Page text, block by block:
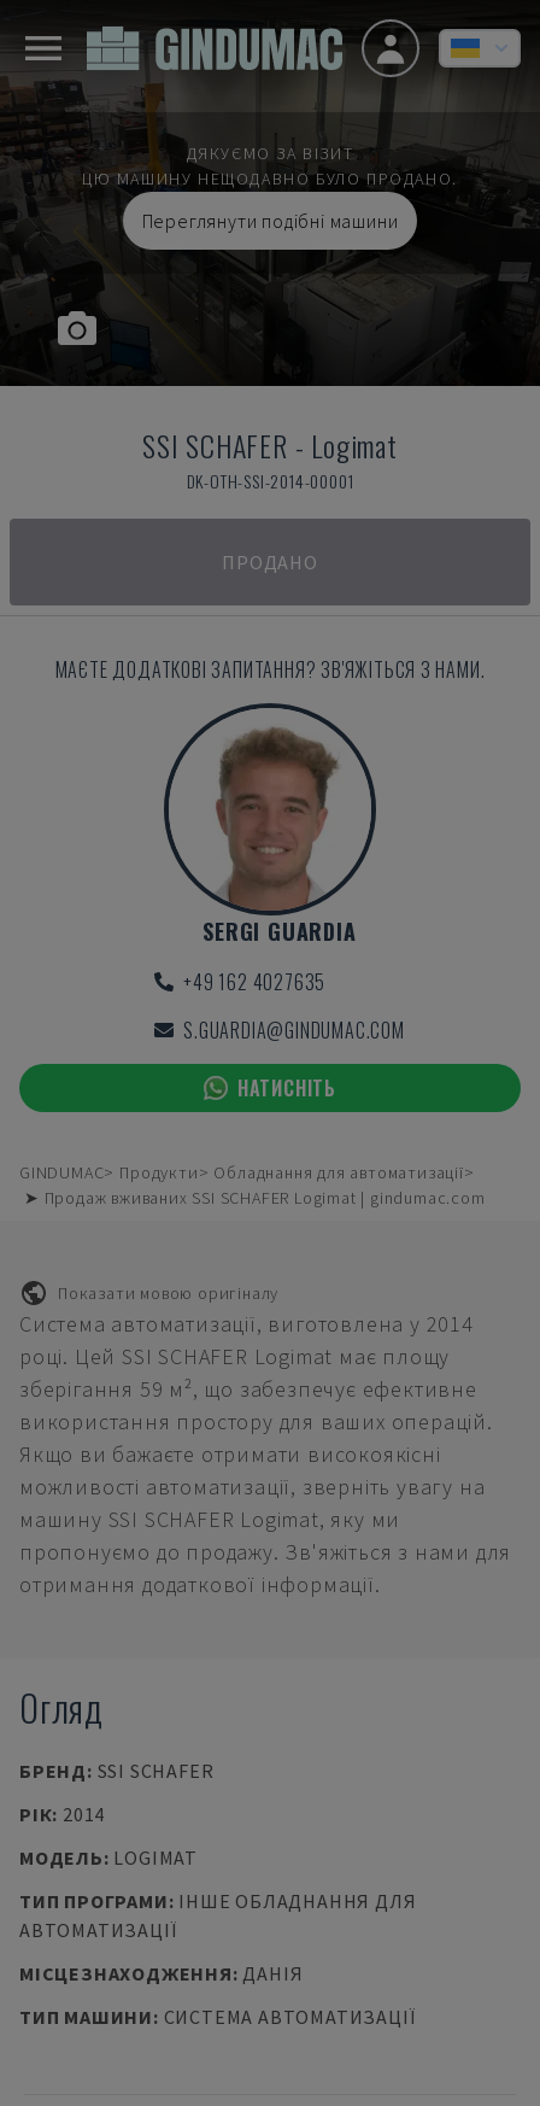
ДЯКУЄМО ЗА ВІЗИТ
ЦЮ МАШИНУ НЕЩОДАВНО БУЛО ПРОДАНО.
Переглянути подібні машини
SSI SCHAFER - Logimat
DK-OTH-SSI-2014-00001
ПРОДАНО
МАЄТЕ ДОДАТКОВІ ЗАПИТАННЯ? ЗВ'ЯЖІТЬСЯ З НАМИ.
SERGI GUARDIA
+49 162 4027635
S.GUARDIA@GINDUMAC.COM
НАТИСНІТЬ
GINDUMAC Продукти
Обладнання для автоматизації
➤ Продаж вживаних SSI SCHAFER Logimat | gindumac.com
Показати мовою оригіналу
Система автоматизації, виготовлена у 2014
році. Цей SSI SCHAFER Logimat має площу
зберігання 59 м², що забезпечує ефективне
використання простору для ваших операцій.
Якщо ви бажаєте отримати високоякісні
можливості автоматизації, зверніть увагу на
машину SSI SCHAFER Logimat, яку ми
пропонуємо до продажу. Зв'яжіться з нами для
отримання додаткової інформації.
Огляд
БРЕНД: SSI SCHAFER
РІК: 2014
МОДЕЛЬ: LOGIMAT
ТИП ПРОГРАМИ: ІНШЕ ОБЛАДНАННЯ ДЛЯ
АВТОМАТИЗАЦІЇ
МІСЦЕЗНАХОДЖЕННЯ:ДАНІЯ
ТИП МАШИНИ: СИСТЕМА АВТОМАТИЗАЦІЇ